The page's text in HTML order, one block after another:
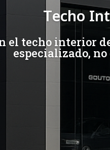
Techo
el techo interior
especializado,